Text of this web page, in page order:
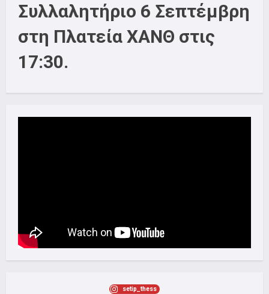
Συλλαλητήριο 6 Σεπτέμβρη
στη Πλατεία ΧΑΝΘ στις
17:30.
setip_thess